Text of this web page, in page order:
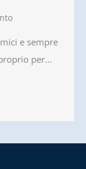
e sempre
per...